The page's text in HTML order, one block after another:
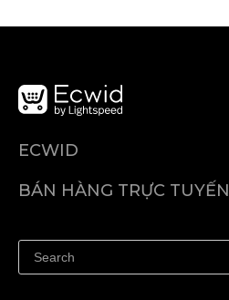
ECWID
Trung tâm trợ giúp
BÁN HÀNG TRỰC TUYẾN
Quảng bá ở bất cứ đâu
Kiểm soát mọi thứ